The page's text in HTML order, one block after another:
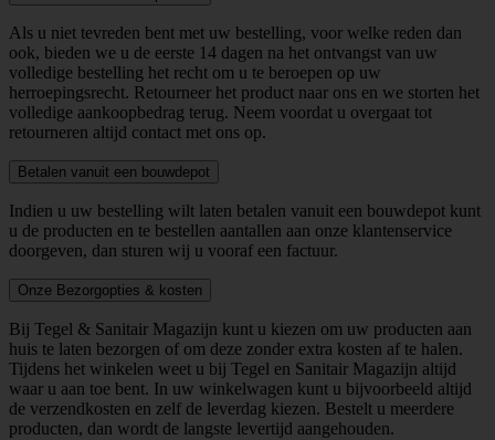
Als u niet tevreden bent met uw bestelling, voor welke reden dan
ook, bieden we u de eerste 14 dagen na het ontvangst van uw
volledige bestelling het recht om u te beroepen op uw
herroepingsrecht. Retourneer het product naar ons en we storten het
volledige aankoopbedrag terug. Neem voordat u overgaat tot
retourneren altijd contact met ons op.
Betalen vanuit een bouwdepot
Indien u uw bestelling wilt laten betalen vanuit een bouwdepot kunt
u de producten en te bestellen aantallen aan onze klantenservice
doorgeven, dan sturen wij u vooraf een factuur.
Onze Bezorgopties & kosten
Bij Tegel & Sanitair Magazijn kunt u kiezen om uw producten aan
huis te laten bezorgen of om deze zonder extra kosten af te halen.
Tijdens het winkelen weet u bij Tegel en Sanitair Magazijn altijd
waar u aan toe bent. In uw winkelwagen kunt u bijvoorbeeld altijd
de verzendkosten en zelf de leverdag kiezen. Bestelt u meerdere
producten, dan wordt de langste levertijd aangehouden.